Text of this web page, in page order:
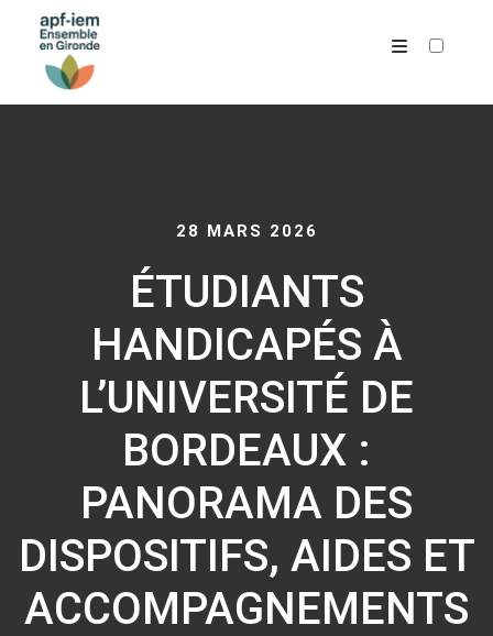
28 MARS 2026
ÉTUDIANTS
HANDICAPÉS À
L’UNIVERSITÉ DE
BORDEAUX :
PANORAMA DES
DISPOSITIFS, AIDES ET
ACCOMPAGNEMENTS